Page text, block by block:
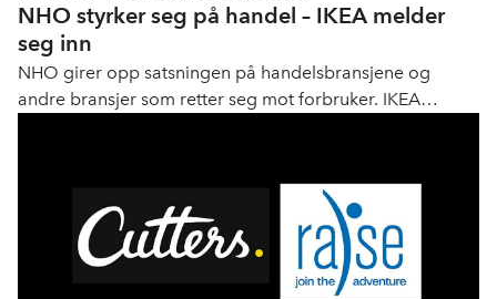
NHO styrker seg på handel – IKEA melder
seg inn
NHO girer opp satsningen på handelsbransjene og
andre bransjer som retter seg mot forbruker. IKEA